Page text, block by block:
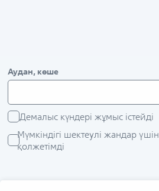
Аудан, көше
Демалыс күндері жұмыс істейді
Мүмкіндігі шектеулі жандар үшін
қолжетімді